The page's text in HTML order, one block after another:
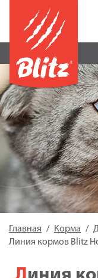
Главная Корма
Линия кормов Blitz